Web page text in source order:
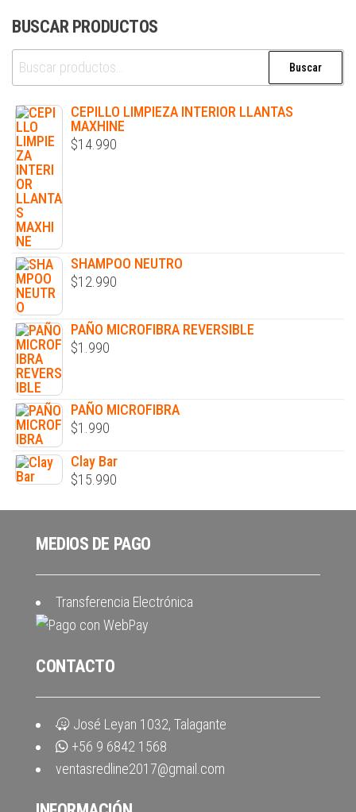
BUSCAR PRODUCTOS
Buscar
CEPILLO LIMPIEZA INTERIOR LLANTAS
MAXHINE
$14.990
SHAMPOO NEUTRO
$12.990
PAÑO MICROFIBRA REVERSIBLE
$1.990
PAÑO MICROFIBRA
$1.990
Clay Bar
$15.990
MEDIOS DE PAGO
Transferencia Electrónica
CONTACTO
José Leyan 1032, Talagante
+56 9 6842 1568
ventasredline2017@gmail.com